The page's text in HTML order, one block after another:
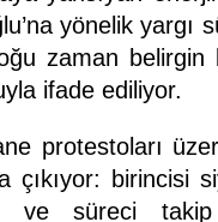
yönelik yargı
zaman
ifade ediliyor.
protestoları
çıkıyor: birincisi
ve süreci